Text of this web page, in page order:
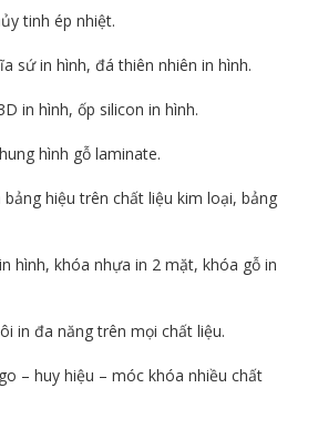
tinh ép nhiệt.
sứ in hình, đá thiên nhiên in hình.
in hình, ốp silicon in hình.
hình gỗ laminate.
bảng hiệu trên chất liệu kim loại, bảng
hình, khóa nhựa in 2 mặt, khóa gỗ in
in đa năng trên mọi chất liệu.
– huy hiệu – móc khóa nhiều chất